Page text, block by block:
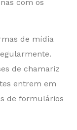
com os
de mídia
de chamariz
entrem em
de formulários